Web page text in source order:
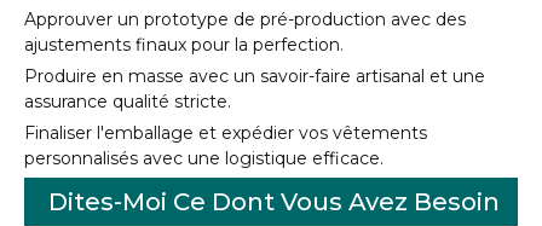
Approuver un prototype de pré-production avec des
ajustements finaux pour la perfection.
Produire en masse avec un savoir-faire artisanal et une
assurance qualité stricte.
Finaliser l'emballage et expédier vos vêtements
personnalisés avec une logistique efficace.
Dites-Moi Ce Dont Vous Avez Besoin